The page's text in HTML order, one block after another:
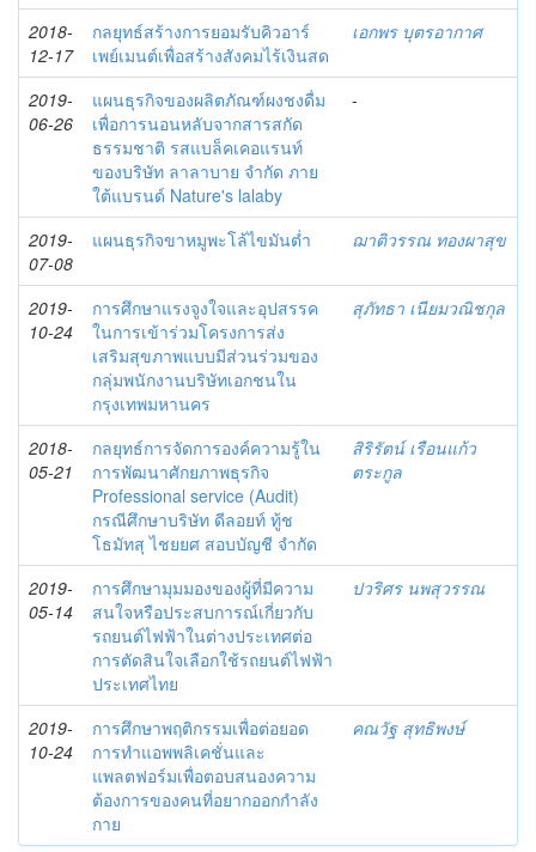
2018-
12-17
กลยุทธ์สร้างการยอมรับคิวอาร์
เพย์เมนต์เพื่อสร้างสังคมไร้เงินสด
เอกพร บุตรอากาศ
2019-
06-26
แผนธุรกิจของผลิตภัณฑ์ผงชงดื่ม
เพื่อการนอนหลับจากสารสกัด
ธรรมชาติ รสแบล็คเคอแรนท์
ของบริษัท ลาลาบาย จำกัด ภาย
ใต้แบรนด์ Nature's lalaby
-
2019-
07-08
แผนธุรกิจขาหมูพะโล้ไขมันต่ำ ฌาติวรรณ ทองผาสุข
2019-
10-24
การศึกษาแรงจูงใจและอุปสรรค
ในการเข้าร่วมโครงการส่ง
เสริมสุขภาพแบบมีส่วนร่วมของ
กลุ่มพนักงานบริษัทเอกชนใน
กรุงเทพมหานคร
สุภัทธา เนียมวณิชกุล
2018-
05-21
กลยุทธ์การจัดการองค์ความรู้ใน
การพัฒนาศักยภาพธุรกิจ
Professional service (Audit)
กรณีศึกษาบริษัท ดีลอยท์ ทู้ช
โธมัทสุ ไชยยศ สอบบัญชี จำกัด
สิริรัตน์ เรือนแก้ว
ตระกูล
2019-
05-14
การศึกษามุมมองของผู้ที่มีความ
สนใจหรือประสบการณ์เกี่ยวกับ
รถยนต์ไฟฟ้าในต่างประเทศต่อ
การตัดสินใจเลือกใช้รถยนต์ไฟฟ้า
ประเทศไทย
ปวริศร นพสุวรรณ
2019-
10-24
การศึกษาพฤติกรรมเพื่อต่อยอด
การทำแอพพลิเคชั่นและ
แพลตฟอร์มเพื่อตอบสนองความ
ต้องการของคนที่อยากออกกำลัง
กาย
คณวัฐ สุทธิพงษ์